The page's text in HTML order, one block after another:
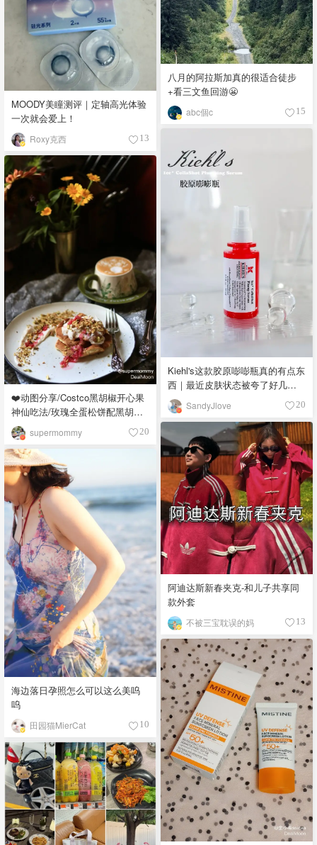
八月的阿拉斯加真的很适合徒步
+看三文鱼回游😬
abc個c 15
MOODY美瞳测评｜定轴高光体验
一次就会爱上！
Roxy克西 13
Kiehl's这款胶原嘭嘭瓶真的有点东
西｜最近皮肤状态被夸了好几
次！ SandyJlove 20
❤️动图分享/Costco黑胡椒开心果
神仙吃法/玫瑰全蛋松饼配黑胡椒
开心果碎太惊艳😍
supermommy 20
阿迪达斯新春夹克-和儿子共享同
款外套
不被三宝耽误的妈 13
海边落日孕照怎么可以这么美呜
呜
田园猫MierCat 10